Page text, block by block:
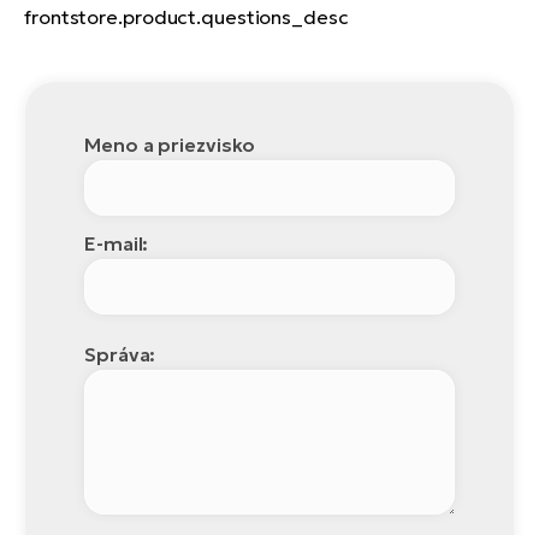
frontstore.product.questions_desc
Meno a priezvisko
E-mail:
Správa: